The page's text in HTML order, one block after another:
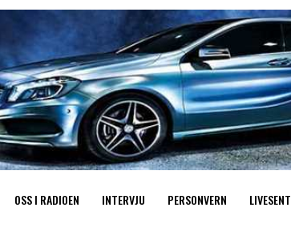
OSS I RADIOEN INTERVJU PERSONVERN